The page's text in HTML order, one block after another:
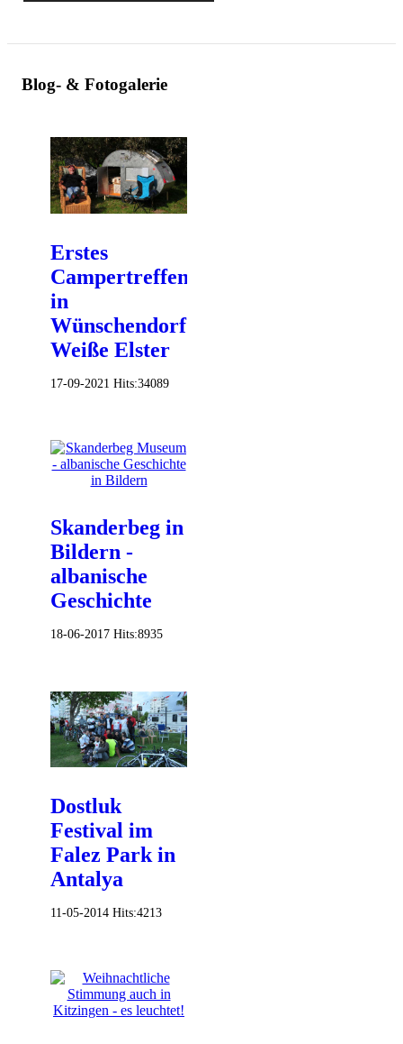
Blog- & Fotogalerie
Erstes
Campertreffen
in
Wünschendorf
Weiße Elster
17-09-2021 Hits:34089
Skanderbeg in
Bildern -
albanische
Geschichte
18-06-2017 Hits:8935
Dostluk
Festival im
Falez Park in
Antalya
11-05-2014 Hits:4213